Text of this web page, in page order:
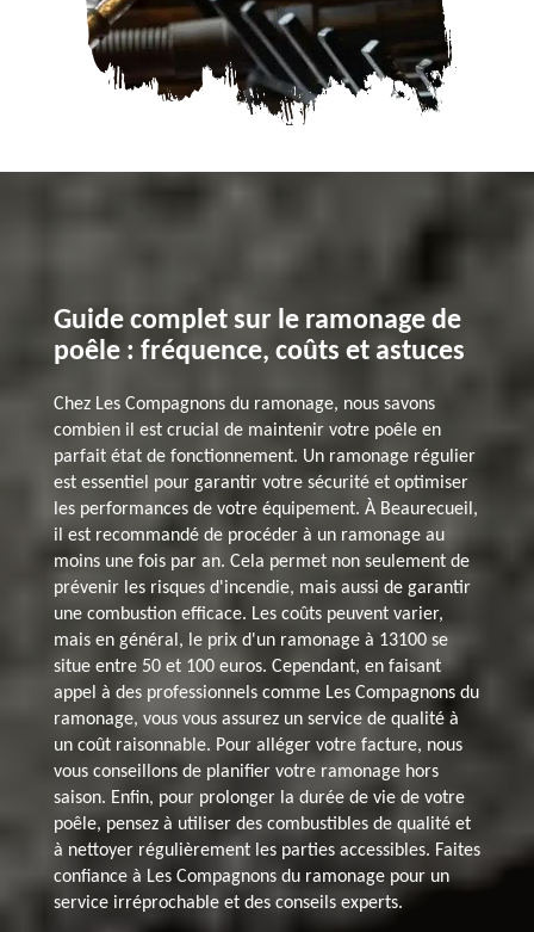
Guide complet sur le ramonage de
poêle : fréquence, coûts et astuces
Chez Les Compagnons du ramonage, nous savons
combien il est crucial de maintenir votre poêle en
parfait état de fonctionnement. Un ramonage régulier
est essentiel pour garantir votre sécurité et optimiser
les performances de votre équipement. À Beaurecueil,
il est recommandé de procéder à un ramonage au
moins une fois par an. Cela permet non seulement de
prévenir les risques d'incendie, mais aussi de garantir
une combustion efficace. Les coûts peuvent varier,
mais en général, le prix d'un ramonage à 13100 se
situe entre 50 et 100 euros. Cependant, en faisant
appel à des professionnels comme Les Compagnons du
ramonage, vous vous assurez un service de qualité à
un coût raisonnable. Pour alléger votre facture, nous
vous conseillons de planifier votre ramonage hors
saison. Enfin, pour prolonger la durée de vie de votre
poêle, pensez à utiliser des combustibles de qualité et
à nettoyer régulièrement les parties accessibles. Faites
confiance à Les Compagnons du ramonage pour un
service irréprochable et des conseils experts.